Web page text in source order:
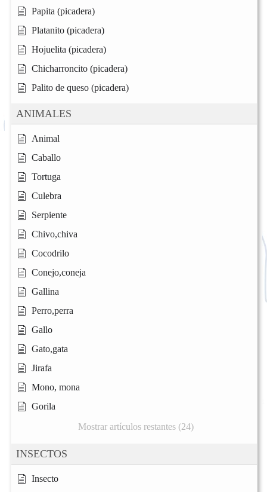
Papita (picadera)
Platanito (picadera)
Hojuelita (picadera)
Chicharroncito (picadera)
Palito de queso (picadera)
ANIMALES
Animal
Caballo
Tortuga
Culebra
Serpiente
Chivo,chiva
Cocodrilo
Conejo,coneja
Gallina
Perro,perra
Gallo
Gato,gata
Jirafa
Mono, mona
Gorila
Mostrar artículos restantes (24)
INSECTOS
Insecto